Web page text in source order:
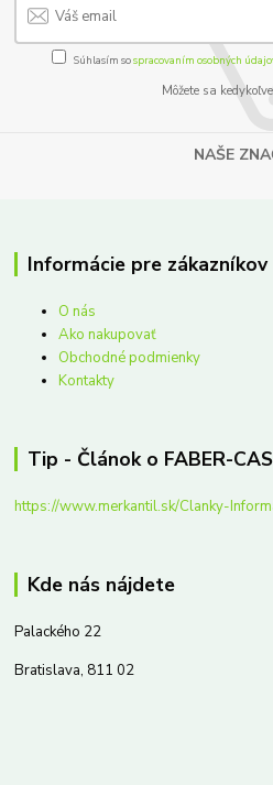
Súhlasím sospracovaním osobných
Môžete sa
NAŠE
Informácie pre zákazníkov
O nás
Ako nakupovať
Obchodné podmienky
Kontakty
Tip - Článok o FABER-
https://www.merkantil.sk/Clanky-
Kde nás nájdete
Palackého 22
Bratislava, 811 02